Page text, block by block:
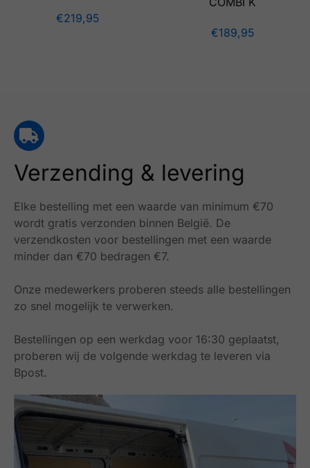
€219,95
€189,95
Verzending & levering
Elke bestelling met een waarde van minimum €70
wordt gratis verzonden binnen België. De
verzendkosten voor bestellingen met een waarde
minder dan €70 bedragen €7.
Onze medewerkers proberen steeds alle bestellingen
zo snel mogelijk te verwerken.
Bestellingen op een werkdag voor 16:30 geplaatst,
proberen wij de volgende werkdag te leveren via
Bpost.